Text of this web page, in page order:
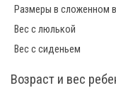
Размеры в сложенном
Вес с люлькой
Вес с сиденьем
Возраст и вес